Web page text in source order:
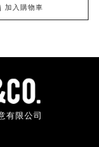
加入購物車
有限公司